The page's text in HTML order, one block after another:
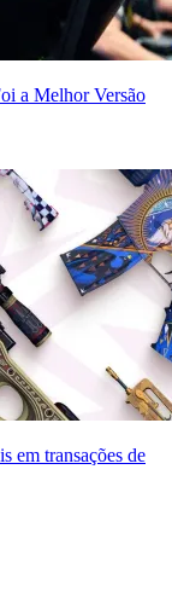
a Melhor Versão
em transações de